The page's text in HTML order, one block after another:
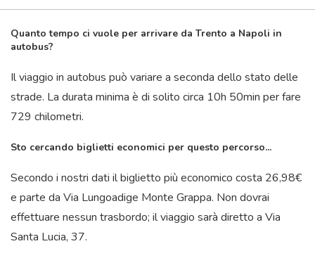
Quanto tempo ci vuole per arrivare da Trento a Napoli in
autobus?
Il viaggio in autobus può variare a seconda dello stato delle
strade. La durata minima è di solito circa 10h 50min per fare
729 chilometri.
Sto cercando biglietti economici per questo percorso...
Secondo i nostri dati il ​​biglietto più economico costa 26,98€
e parte da Via Lungoadige Monte Grappa. Non dovrai
effettuare nessun trasbordo; il viaggio sarà diretto a Via
Santa Lucia, 37.